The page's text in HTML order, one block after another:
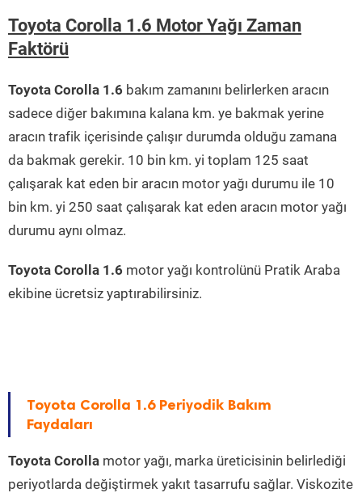
Toyota Corolla 1.6 Motor Yağı Zaman
Faktörü
Toyota Corolla 1.6 bakım zamanını belirlerken aracın
sadece diğer bakımına kalana km. ye bakmak yerine
aracın trafik içerisinde çalışır durumda olduğu zamana
da bakmak gerekir. 10 bin km. yi toplam 125 saat
çalışarak kat eden bir aracın motor yağı durumu ile 10
bin km. yi 250 saat çalışarak kat eden aracın motor yağı
durumu aynı olmaz.
Toyota Corolla 1.6 motor yağı kontrolünü Pratik Araba
ekibine ücretsiz yaptırabilirsiniz.
Toyota Corolla 1.6 Periyodik Bakım
Faydaları
Toyota Corolla motor yağı, marka üreticisinin belirlediği
periyotlarda değiştirmek yakıt tasarrufu sağlar. Viskozite